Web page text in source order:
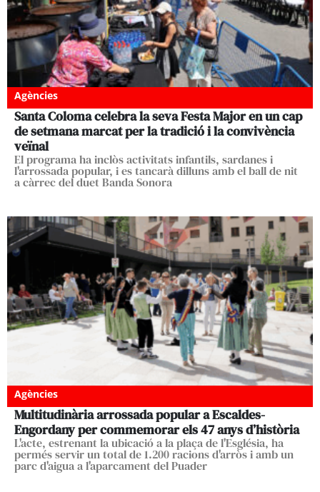
Agències
Santa Coloma celebra la seva Festa Major en un cap
de setmana marcat per la tradició i la convivència
veïnal
El programa ha inclòs activitats infantils, sardanes i
l'arrossada popular, i es tancarà dilluns amb el ball de nit
a càrrec del duet Banda Sonora
Agències
Multitudinària arrossada popular a Escaldes-
Engordany per commemorar els 47 anys d’història
L'acte, estrenant la ubicació a la plaça de l'Església, ha
permés servir un total de 1.200 racions d'arròs i amb un
parc d'aigua a l'aparcament del Puader